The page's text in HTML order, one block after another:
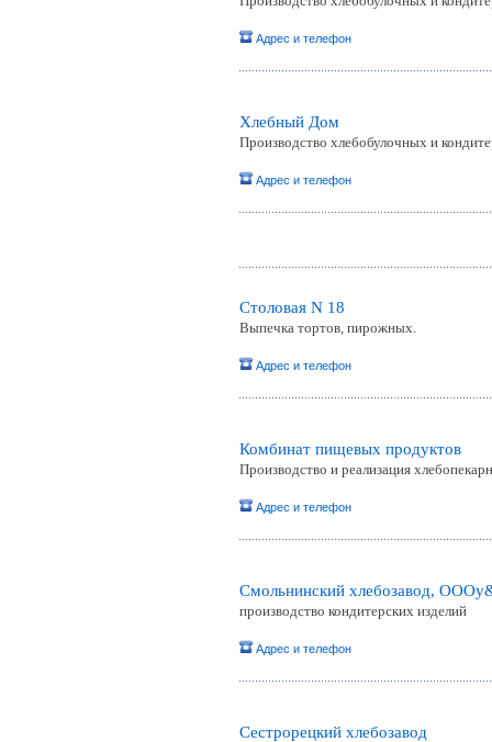
Адрес и телефон
Хлебный Дом
Производство хлебобулочных и
Адрес и телефон
Столовая N 18
Выпечка тортов, пирожных.
Адрес и телефон
Комбинат пищевых продуктов
Производство и реализация
Адрес и телефон
Смольнинский хлебозавод,
производство кондитерских изделий
Адрес и телефон
Сестрорецкий хлебозавод